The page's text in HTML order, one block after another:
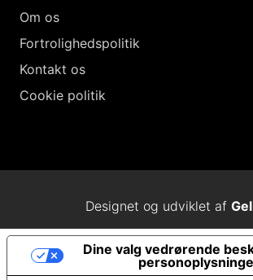
Om os
Fortrolighedspolitik
Kontakt os
Cookie politik
Designet og udviklet af
Dine valg vedrørende